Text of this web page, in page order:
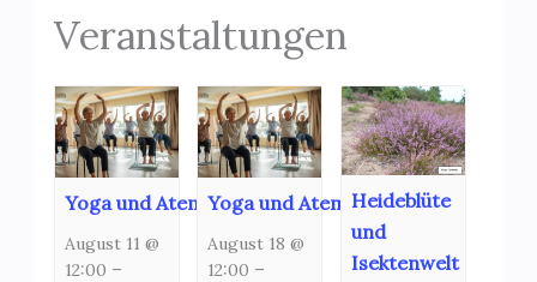
Veranstaltungen
Yoga und Atemschulung
August 11 @
12:00 –
Yoga und Atemschulung
August 18 @
12:00 –
Heideblüte
und
Isektenwelt